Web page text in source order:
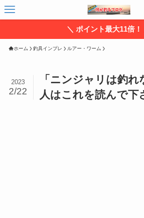
＼ ポイント最大11倍！
ホーム 釣具インプレ ルアー・ワーム
「ニンジャリは釣れ
人はこれを読んで下
2023
2/22